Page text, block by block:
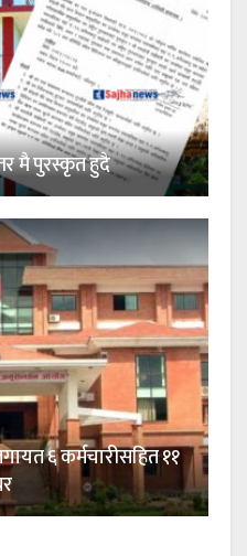
मै पुरस्कृत हुदै
६ कर्मचारीसहित ११